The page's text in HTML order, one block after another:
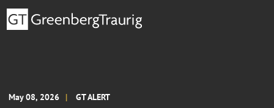
May 08, 2026 GT ALERT